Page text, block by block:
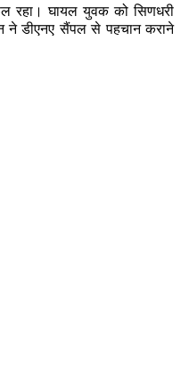
रहा। घायल युवक को सिणधरी
ने डीएनए सैंपल से पहचान कराने